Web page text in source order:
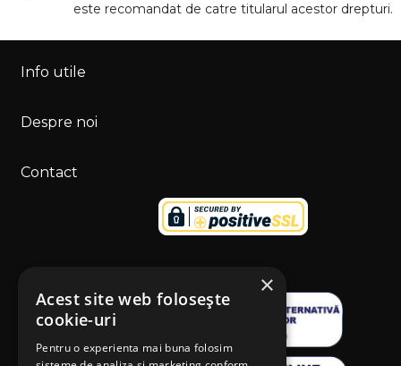
este recomandat de catre titularul acestor drepturi.
Info utile
Despre noi
Contact
×
Acest site web folosește
cookie-uri
Pentru o experienta mai buna folosim